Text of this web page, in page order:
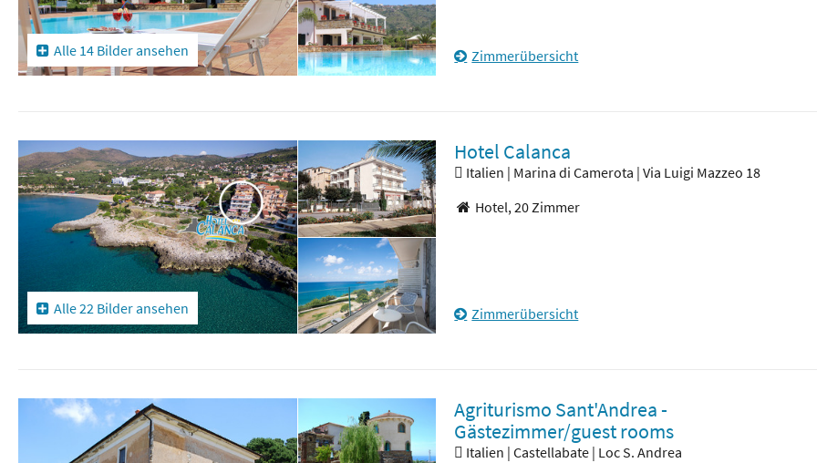
Alle 14 Bilder ansehen Zimmerübersicht
Alle 22 Bilder ansehen
Hotel Calanca
Italien | Marina di Camerota | Via Luigi Mazzeo 18
Hotel,20 Zimmer
Zimmerübersicht
Agriturismo Sant'Andrea -
Gästezimmer/guest rooms
Italien | Castellabate | Loc S. Andrea